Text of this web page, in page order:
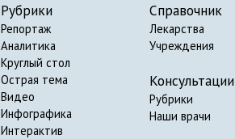
Рубрики
Репортаж
Аналитика
Круглый стол
Острая тема
Видео
Инфографика
Интерактив
Справочник
Лекарства
Учреждения
Консультации
Рубрики
Наши врачи